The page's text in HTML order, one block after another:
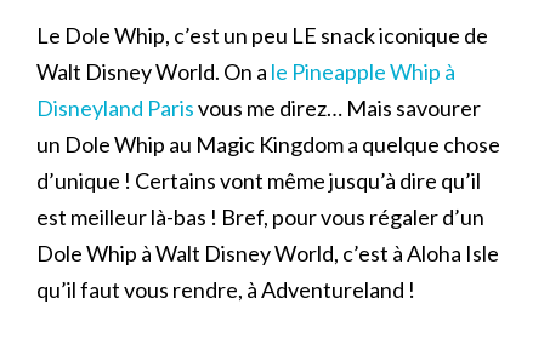
Le Dole Whip, c’est un peu LE snack iconique de
Walt Disney World. On a le Pineapple Whip à
Disneyland Parisvous me direz… Mais savourer
un Dole Whip au Magic Kingdom a quelque chose
d’unique ! Certains vont même jusqu’à dire qu’il
est meilleur là-bas ! Bref, pour vous régaler d’un
Dole Whip à Walt Disney World, c’est à Aloha Isle
qu’il faut vous rendre, à Adventureland !